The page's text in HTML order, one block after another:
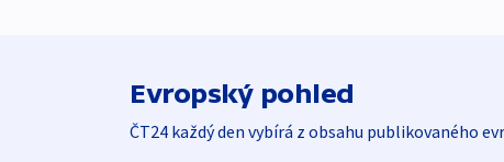
Evropský pohled
ČT24 každý den vybírá z obsahu publikovaného